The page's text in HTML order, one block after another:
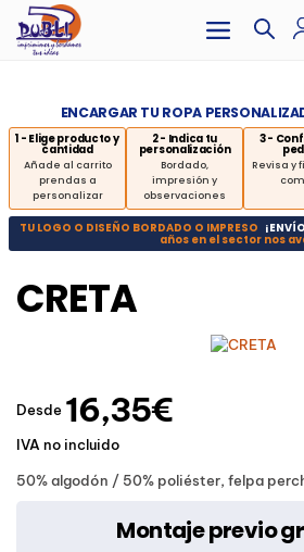
ENCARGAR TU ROPA
1 - Elige producto y
cantidad
Añade al carrito
prendas a
personalizar
2 - Indica tu
personalización
Bordado,
impresión y
observaciones
3 -
Revisa y
TU LOGO O DISEÑO BORDADO O IMPRESO
años en el sector nos
CRETA
50% algodón / 50% poliéster, felpa
Desde 16,35€
IVA no incluido
Montaje previo